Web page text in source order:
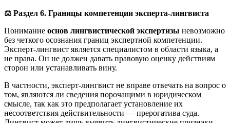
⚖️ Раздел 6. Границы компетенции эксперта-лингвиста
Понимание основ лингвистической экспертизы невозможно
без четкого осознания границ экспертной компетенции.
Эксперт-лингвист является специалистом в области языка, а
не права. Он не должен давать правовую оценку действиям
сторон или устанавливать вину.
В частности, эксперт-лингвист не вправе отвечать на вопрос о
том, являются ли сведения порочащими в юридическом
смысле, так как это предполагает установление их
несоответствия действительности — прерогатива суда.